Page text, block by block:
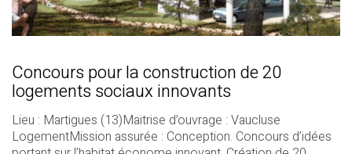
Concours pour la construction de 20
logements sociaux innovants
Lieu : Martigues (13)Maitrise d’ouvrage : Vaucluse
LogementMission assurée : Conception. Concours d’idées